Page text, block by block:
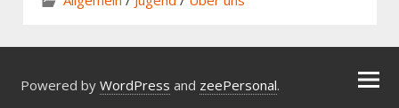
Powered by WordPress and zeePersonal.